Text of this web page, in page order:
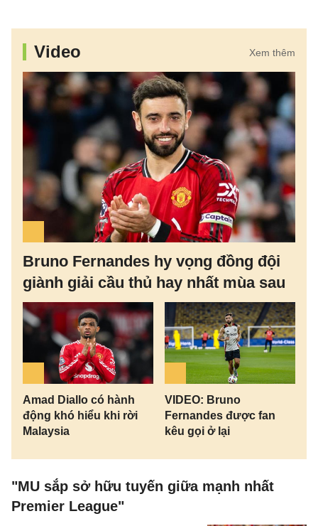
Video Xem thêm
Bruno Fernandes hy vọng đồng đội
giành giải cầu thủ hay nhất mùa sau
Amad Diallo có hành
động khó hiểu khi rời
Malaysia
VIDEO: Bruno
Fernandes được fan
kêu gọi ở lại
"MU sắp sở hữu tuyến giữa mạnh nhất
Premier League"